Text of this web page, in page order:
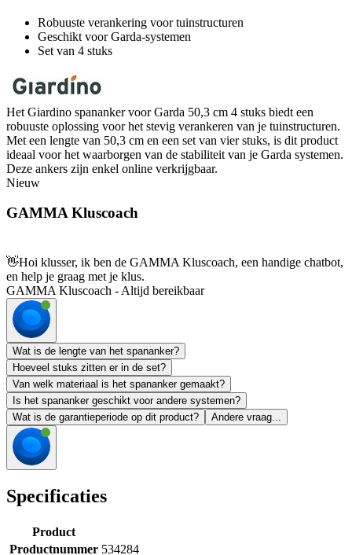
Robuuste verankering voor tuinstructuren
Geschikt voor Garda-systemen
Set van 4 stuks
Het Giardino spananker voor Garda 50,3 cm 4 stuks biedt een
robuuste oplossing voor het stevig verankeren van je tuinstructuren.
Met een lengte van 50,3 cm en een set van vier stuks, is dit product
ideaal voor het waarborgen van de stabiliteit van je Garda systemen.
Deze ankers zijn enkel online verkrijgbaar.
Nieuw
GAMMA Kluscoach
👋Hoi klusser, ik ben de GAMMA Kluscoach, een handige chatbot,
en help je graag met je klus.
GAMMA Kluscoach - Altijd bereikbaar
Wat is de lengte van het spananker?
Hoeveel stuks zitten er in de set?
Van welk materiaal is het spananker gemaakt?
Is het spananker geschikt voor andere systemen?
Wat is de garantieperiode op dit product?
Andere vraag...
Specificaties
Product
Productnummer 534284